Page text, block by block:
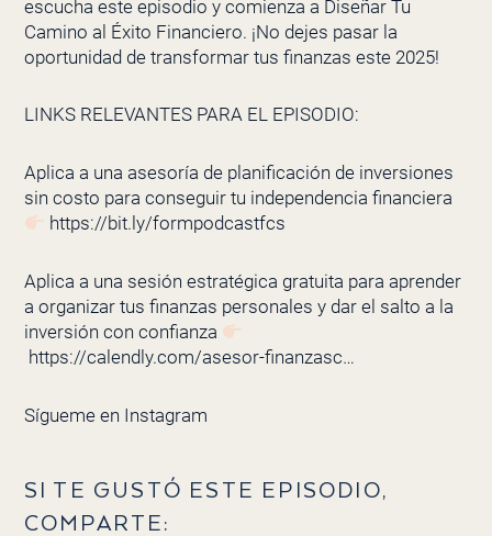
escucha este episodio y comienza a Diseñar Tu
Camino al Éxito Financiero. ¡No dejes pasar la
oportunidad de transformar tus finanzas este 2025!
LINKS RELEVANTES PARA EL EPISODIO:
Aplica a una asesoría de planificación de inversiones
sin costo para conseguir tu independencia financiera
https://bit.ly/formpodcastfcs
Aplica a una sesión estratégica gratuita para aprender
a organizar tus finanzas personales y dar el salto a la
inversión con confianza
https://calendly.com/asesor-finanzasc…
Sígueme en Instagram
SI TE GUSTÓ ESTE EPISODIO,
COMPARTE: